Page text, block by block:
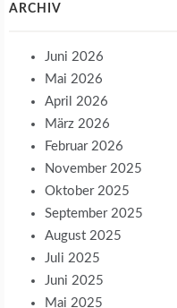
ARCHIV
Juni 2026
Mai 2026
April 2026
März 2026
Februar 2026
November 2025
Oktober 2025
September 2025
August 2025
Juli 2025
Juni 2025
Mai 2025